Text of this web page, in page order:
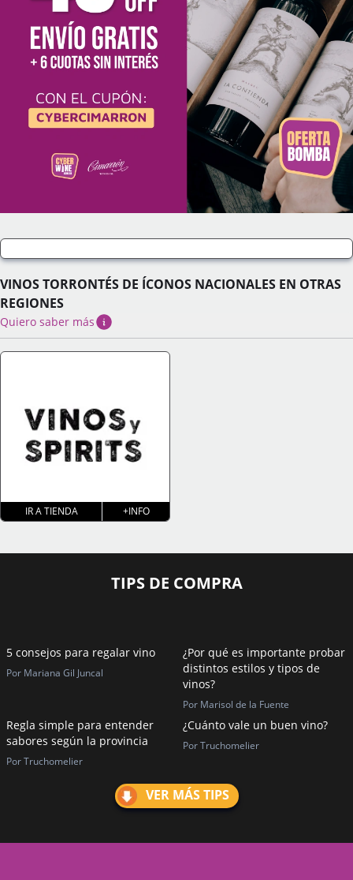
VINOS TORRONTÉS DE ÍCONOS NACIONALES EN OTRAS
REGIONES
Quiero saber más
IR A TIENDA +INFO
TIPS DE COMPRA
5 consejos para regalar vino
Por Mariana Gil Juncal
¿Por qué es importante probar
distintos estilos y tipos de
vinos?
Por Marisol de la Fuente
Regla simple para entender
sabores según la provincia
Por Truchomelier
¿Cuánto vale un buen vino?
Por Truchomelier
VER MÁS TIPS